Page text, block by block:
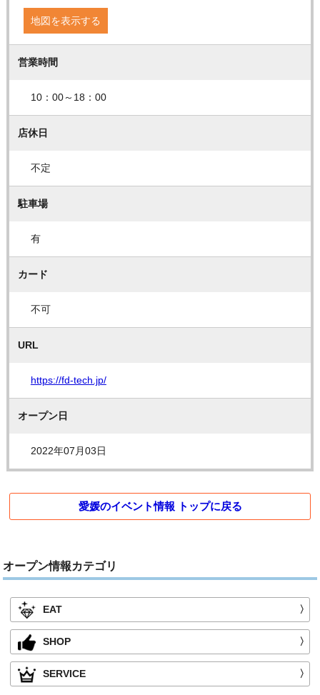
地図を表示する
営業時間
10：00～18：00
店休日
不定
駐車場
有
カード
不可
URL
https://fd-tech.jp/
オープン日
2022年07月03日
愛媛のイベント情報 トップに戻る
オープン情報カテゴリ
EAT 〉
SHOP 〉
SERVICE 〉